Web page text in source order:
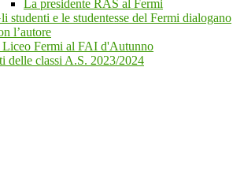
La presidente RAS al Fermi
studenti e le studentesse del Fermi dialogano
l’autore
Fermi al FAI d'Autunno
delle classi A.S. 2023/2024